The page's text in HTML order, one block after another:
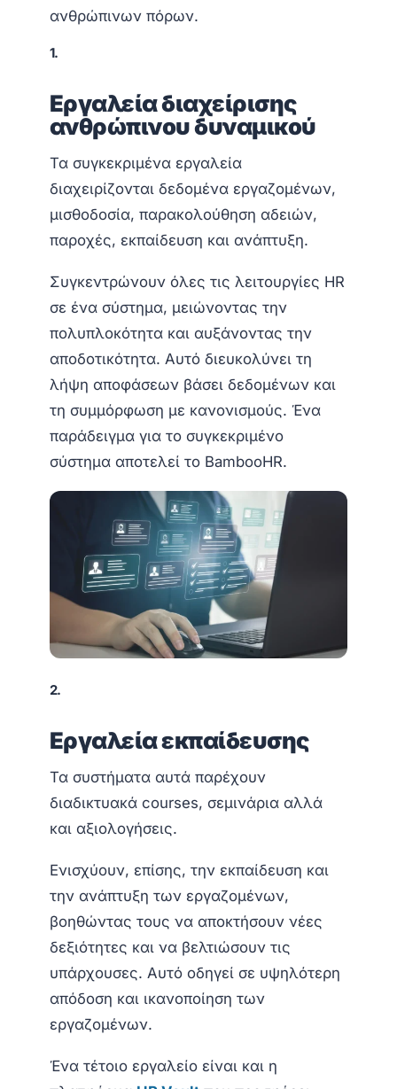
ανθρώπινων πόρων.
1.
Εργαλεία διαχείρισης
ανθρώπινου δυναμικού
Τα συγκεκριμένα εργαλεία
διαχειρίζονται δεδομένα εργαζομένων,
μισθοδοσία, παρακολούθηση αδειών,
παροχές, εκπαίδευση και ανάπτυξη.
Συγκεντρώνουν όλες τις λειτουργίες HR
σε ένα σύστημα, μειώνοντας την
πολυπλοκότητα και αυξάνοντας την
αποδοτικότητα. Αυτό διευκολύνει τη
λήψη αποφάσεων βάσει δεδομένων και
τη συμμόρφωση με κανονισμούς. Ένα
παράδειγμα για το συγκεκριμένο
σύστημα αποτελεί το BambooHR.
2.
Εργαλεία εκπαίδευσης
Τα συστήματα αυτά παρέχουν
διαδικτυακά courses, σεμινάρια αλλά
και αξιολογήσεις.
Ενισχύουν, επίσης, την εκπαίδευση και
την ανάπτυξη των εργαζομένων,
βοηθώντας τους να αποκτήσουν νέες
δεξιότητες και να βελτιώσουν τις
υπάρχουσες. Αυτό οδηγεί σε υψηλότερη
απόδοση και ικανοποίηση των
εργαζομένων.
Ένα τέτοιο εργαλείο είναι και η